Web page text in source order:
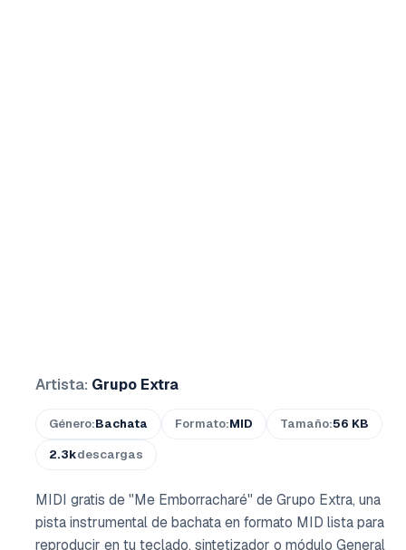
Artista: Grupo Extra
Género:Bachata Formato:MID Tamaño:56 KB
2.3kdescargas
MIDI gratis de "Me Emborracharé" de Grupo Extra, una
pista instrumental de bachata en formato MID lista para
reproducir en tu teclado, sintetizador o módulo General